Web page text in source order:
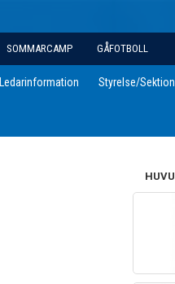
SOMMARCAMP GÅFOTBOLL
Ledarinformation Styrelse/